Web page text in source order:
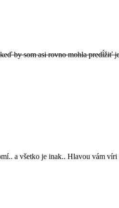
by som asi rovno mohla predĺžiť
a všetko je inak.. Hlavou vám